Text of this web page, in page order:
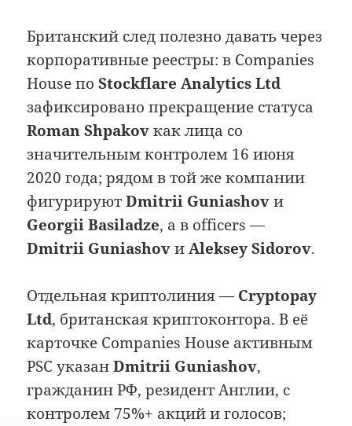
Британский след полезно давать через
корпоративные реестры: в Companies
House поStockflare Analytics Ltd
зафиксировано прекращение статуса
Roman Shpakovкак лица со
значительным контролем 16 июня
2020 года; рядом в той же компании
фигурируютDmitrii Guniashovи
Georgii Basiladze, а в officers —
Dmitrii GuniashovиAleksey Sidorov.
Отдельная криптолиния — Cryptopay
Ltd, британская криптоконтора. В её
карточке Companies House активным
PSC указанDmitrii Guniashov,
гражданин РФ, резидент Англии, с
контролем 75%+ акций и голосов;